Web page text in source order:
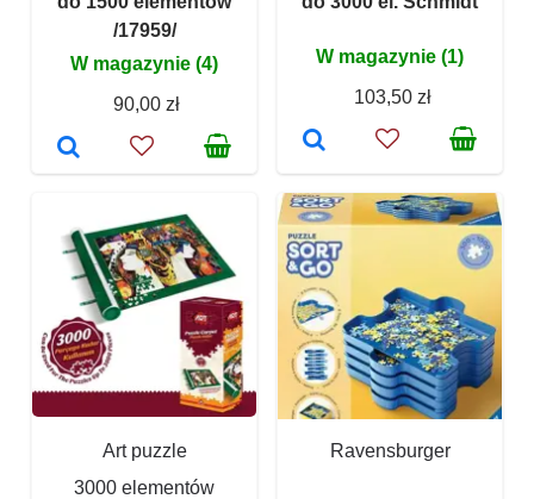
/17959/
W magazynie (4)
90,00 zł
W magazynie (1)
103,50 zł
Art puzzle
3000 elementów
Ravensburger